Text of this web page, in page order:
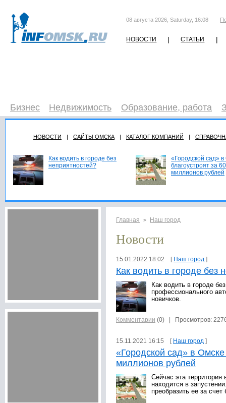
08 августа 2026, Saturday, 16:08
НОВОСТИ | СТАТЬИ |
Бизнес Недвижимость Образование, работа
НОВОСТИ | САЙТЫ ОМСКА | КАТАЛОГ КОМПАНИЙ |
Как водить в городе без
неприятностей?
«Городской сад»
благоустроят за 60
миллионов рублей
Главная > Наш город
Новости
15.01.2022 18:02 [ Наш город ]
Как водить в городе без
Как водить в городе
профессионального
новичков.
Комментарии (0) | Просмотров:
15.11.2021 16:15 [ Наш город ]
«Городской сад» в Омске
миллионов рублей
Сейчас эта территория
находится в
преобразить ее за